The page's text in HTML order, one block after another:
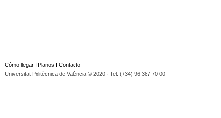
Cómo llegar I Planos I Contacto
Universitat Politècnica de València © 2020 · Tel. (+34) 96 387 70 00